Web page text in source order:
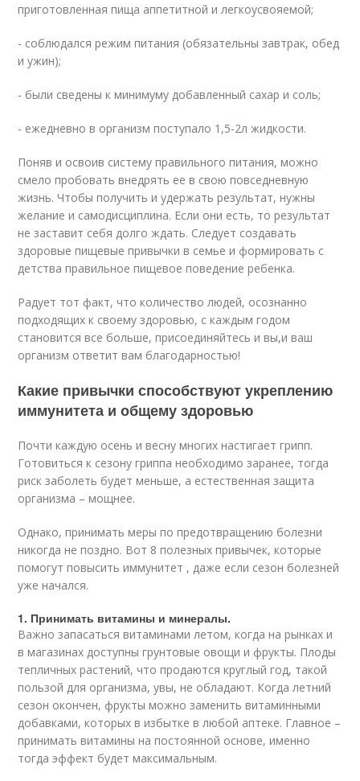
приготовленная пища аппетитной и легкоусвояемой;
- соблюдался режим питания (обязательны завтрак, обед
и ужин);
- были сведены к минимуму добавленный сахар и соль;
- ежедневно в организм поступало 1,5-2л жидкости.
Поняв и освоив систему правильного питания, можно
смело пробовать внедрять ее в свою повседневную
жизнь. Чтобы получить и удержать результат, нужны
желание и самодисциплина. Если они есть, то результат
не заставит себя долго ждать. Следует создавать
здоровые пищевые привычки в семье и формировать с
детства правильное пищевое поведение ребенка.
Радует тот факт, что количество людей, осознанно
подходящих к своему здоровью, с каждым годом
становится все больше, присоединяйтесь и вы,и ваш
организм ответит вам благодарностью!
Какие привычки способствуют укреплению
иммунитета и общему здоровью
Почти каждую осень и весну многих настигает грипп.
Готовиться к сезону гриппа необходимо заранее, тогда
риск заболеть будет меньше, а естественная защита
организма – мощнее.
Однако, принимать меры по предотвращению болезни
никогда не поздно. Вот 8 полезных привычек, которые
помогут повысить иммунитет , даже если сезон болезней
уже начался.
1. Принимать витамины и минералы.
Важно запасаться витаминами летом, когда на рынках и
в магазинах доступны грунтовые овощи и фрукты. Плоды
тепличных растений, что продаются круглый год, такой
пользой для организма, увы, не обладают. Когда летний
сезон окончен, фрукты можно заменить витаминными
добавками, которых в избытке в любой аптеке. Главное –
принимать витамины на постоянной основе, именно
тогда эффект будет максимальным.